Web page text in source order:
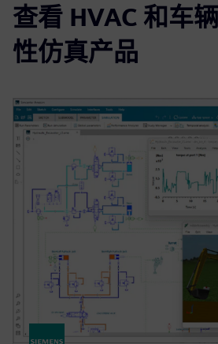
查看 HVAC 和车
性仿真产品